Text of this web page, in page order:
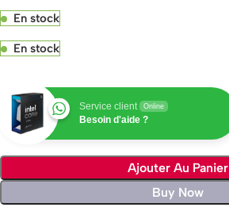
En stock
En stock
Service client Online
Besoin d'aide ?
Ajouter Au Panier
Buy Now